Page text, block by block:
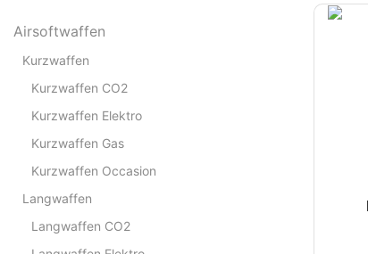
Airsoftwaffen
Kurzwaffen
Kurzwaffen CO2
Kurzwaffen Elektro
Kurzwaffen Gas
Kurzwaffen Occasion
Langwaffen
Langwaffen CO2